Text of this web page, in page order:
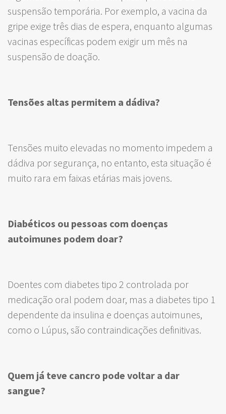
suspensão temporária. Por exemplo, a vacina da
gripe exige três dias de espera, enquanto algumas
vacinas específicas podem exigir um mês na
suspensão de doação.
Tensões altas permitem a dádiva?
Tensões muito elevadas no momento impedem a
dádiva por segurança, no entanto, esta situação é
muito rara em faixas etárias mais jovens.
Diabéticos ou pessoas com doenças
autoimunes podem doar?
Doentes com diabetes tipo 2 controlada por
medicação oral podem doar, mas a diabetes tipo 1
dependente da insulina e doenças autoimunes,
como o Lúpus, são contraindicações definitivas.
Quem já teve cancro pode voltar a dar
sangue?